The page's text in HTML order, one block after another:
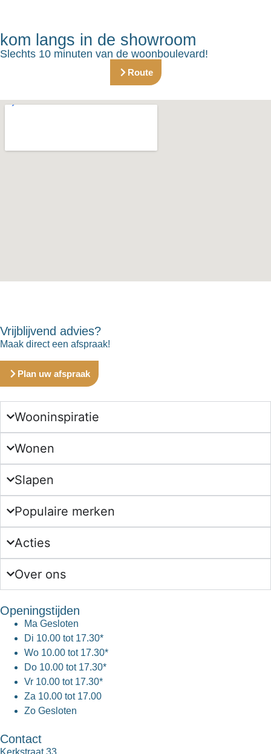
kom langs in de showroom
Slechts 10 minuten van de woonboulevard!
Route
Vrijblijvend advies?
Maak direct een afspraak!
Plan uw afspraak
Wooninspiratie
Wonen
Slapen
Populaire merken
Acties
Over ons
Openingstijden
Ma Gesloten
Di 10.00 tot 17.30*
Wo 10.00 tot 17.30*
Do 10.00 tot 17.30*
Vr 10.00 tot 17.30*
Za 10.00 tot 17.00
Zo Gesloten
Contact
Kerkstraat 33